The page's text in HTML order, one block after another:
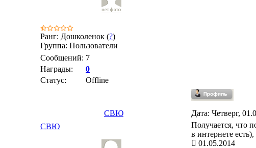
Ранг: Дошколенок (?)
Группа: Пользователи
Сообщений: 7
Награды:
0
Статус:
Offline
СВЮ Дата: Четверг,
СВЮ
Получается, что
в интернете
01.05.2014